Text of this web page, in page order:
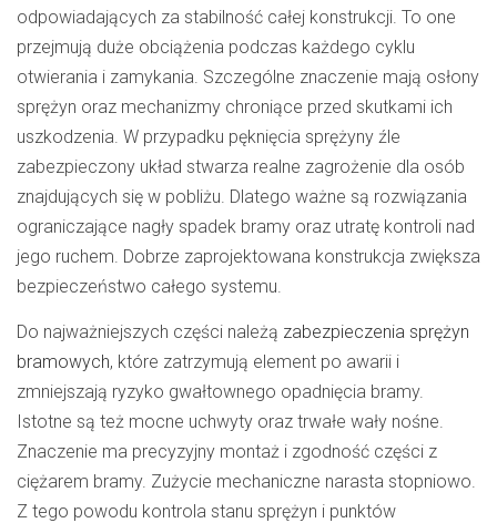
odpowiadających za stabilność całej konstrukcji. To one
przejmują duże obciążenia podczas każdego cyklu
otwierania i zamykania. Szczególne znaczenie mają osłony
sprężyn oraz mechanizmy chroniące przed skutkami ich
uszkodzenia. W przypadku pęknięcia sprężyny źle
zabezpieczony układ stwarza realne zagrożenie dla osób
znajdujących się w pobliżu. Dlatego ważne są rozwiązania
ograniczające nagły spadek bramy oraz utratę kontroli nad
jego ruchem. Dobrze zaprojektowana konstrukcja zwiększa
bezpieczeństwo całego systemu.
Do najważniejszych części należą zabezpieczenia sprężyn
bramowych, które zatrzymują element po awarii i
zmniejszają ryzyko gwałtownego opadnięcia bramy.
Istotne są też mocne uchwyty oraz trwałe wały nośne.
Znaczenie ma precyzyjny montaż i zgodność części z
ciężarem bramy. Zużycie mechaniczne narasta stopniowo.
Z tego powodu kontrola stanu sprężyn i punktów